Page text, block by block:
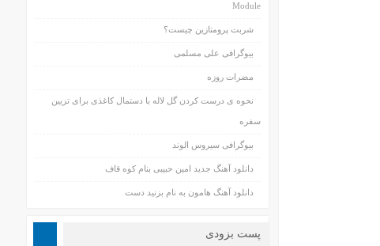
Module
شربت پرومتازین چیست؟
بیوگرافی علی مسلمی
مضرات روزه
نحوه ی درست کردن گل لاله با دستمال کاغذی برای تزیین
سفره
بیوگرافی سیروس الوند
دانلود آهنگ جدید امین حبیبی بنام کوه قاف
دانلود آهنگ هامون به نام بزنید دست
پست بزودی